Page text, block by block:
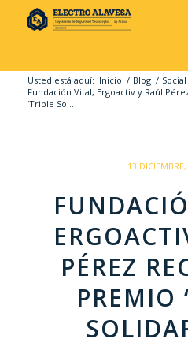
Usted está aquí: Inicio / Blog / Social
Fundación Vital, Ergoactiv y Raúl
‘Triple So...
13 /
PÉREZ
PREMIO